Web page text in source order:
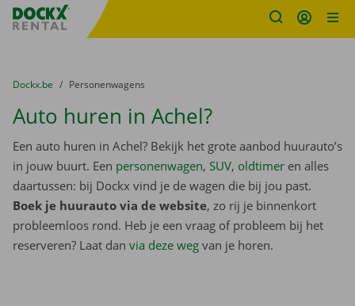
Fratello DEMO
U bevindt zich hier:
van
Dockx.be naar
Personenwagens
Auto huren in Achel?
Een auto huren in Achel? Bekijk het grote aanbod huurauto’s
in jouw buurt. Een personenwagen, SUV, oldtimer en alles
daartussen: bij Dockx vind je de wagen die bij jou past.
Boek je huurauto via de website, zo rij je binnenkort
probleemloos rond. Heb je een vraag of probleem bij het
reserveren? Laat dan via deze weg van je horen.